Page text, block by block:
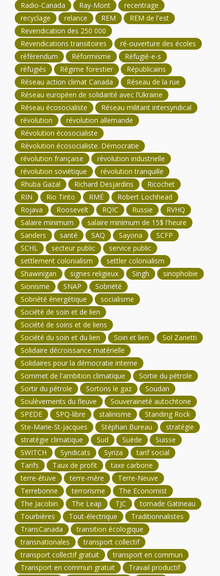
Radio-Canada
Ray-Mont
recentrage
recyclage
relance REM
REM de l'est
Revendication des 250 000
Revendications transitoires
ré-ouverture des écoles
référendum
Réformisme
Réfugié-e-s
réfugiés
Régime forestier
Républicains
Réseau action climat Canada
Réseau de la rue
Réseau européen de solidarité avec l’Ukraine
Réseau écosocialiste
Réseau militant intersyndical
révolution
révolution allemande
Révolution écosocialiste
Révolution écosocialiste. Démocratie
révolution française
révolution industrielle
révolution soviétique
révolution tranquille
Rhuba Gazal
Richard Desjardins
Ricochet
RIN
Rio Tinto RMÉ
Robert Lochhead
Rojava
Roosevelt RQIC Russie
RVHQ
Salaire minimum
salaire minimum de 15$ l'heure
Sanders
santé SAQ Sayona
SCFP
SCHL
secteur public
service public
settlement colonialism
settler colonialism
Shawinigan
signes religieux Singh
sinophobie
Sionisme
SNAP
Sobriété
Sobriété énergétique
socialisme
Société de soin et de lien
Société de soins et de liens
Société du soin et du lien
Soin et lien
Sol Zanetti
Solidaire décroissance matérielle
Solidaires pour la démocratie interne
Sommet de l'ambition climatique
Sortie du pétrole
Sortir du pétrole
Sortons le gaz
Soudan
Soulèvements du fleuve
Souveraineté autochtone
SPEDE
SPQ-libre stalinisme
Standing Rock
Ste-Marie-St-Jacques
Stéphan Bureau
stratégie
stratégie climatique
Sud Suède
Suisse
SWITCH
Syndicats Syriza
tarif social
Tarifs
Taux de profit
taxe carbone
terre-étuve
terre-mère
Terre-Neuve
Terrebonne
terrorisme
The Economist
The Jacobin
The Leap TJC
tornade Gatineau
Tourbières
Tout-électrique
Traditionnalistes
TransCanada
transition écologique
transnationales
transport collectif
transport collectif gratuit
transport en commun
Transport en commun gratuit
Travail productif